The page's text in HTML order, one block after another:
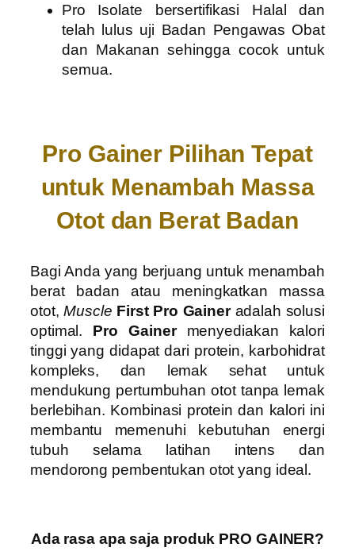
Pro Isolate bersertifikasi Halal dan
telah lulus uji Badan Pengawas Obat
dan Makanan sehingga cocok untuk
semua.
Pro Gainer Pilihan Tepat
untuk Menambah Massa
Otot dan Berat Badan
Bagi Anda yang berjuang untuk menambah
berat badan atau meningkatkan massa
otot,Muscle First Pro Gaineradalah solusi
optimal. Pro Gainermenyediakan kalori
tinggi yang didapat dari protein, karbohidrat
kompleks, dan lemak sehat untuk
mendukung pertumbuhan otot tanpa lemak
berlebihan. Kombinasi protein dan kalori ini
membantu memenuhi kebutuhan energi
tubuh selama latihan intens dan
mendorong pembentukan otot yang ideal.
Ada rasa apa saja produk PRO GAINER?